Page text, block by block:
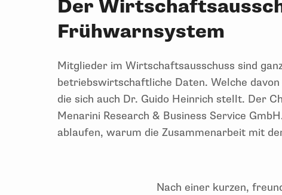
Der
Frühwarnsystem
Mitglieder im Wirtschaftsausschuss sind
betriebswirtschaftliche Daten. Welche
die sich auch Dr. Guido Heinrich stellt. Der
Menarini Research & Business Service
ablaufen, warum die Zusammenarbeit mit
Nach einer kurzen,